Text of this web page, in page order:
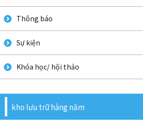
Thông báo
Sự kiện
Khóa học/ hội thảo
kho lưu trữ hàng năm